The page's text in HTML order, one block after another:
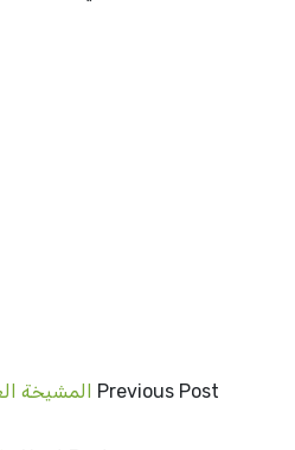
Previous Post المشيخة